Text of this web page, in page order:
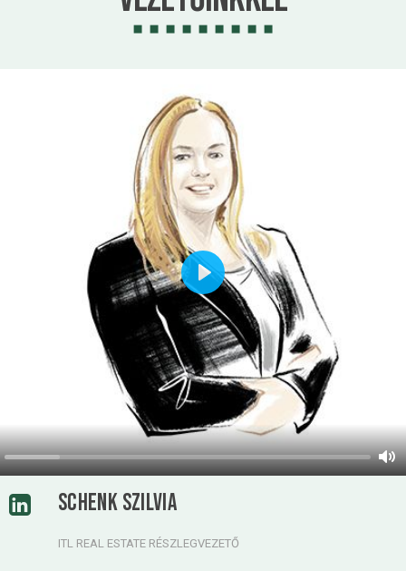
Play
SCHENK SZILVIA
ITL REAL ESTATE RÉSZLEGVEZETŐ